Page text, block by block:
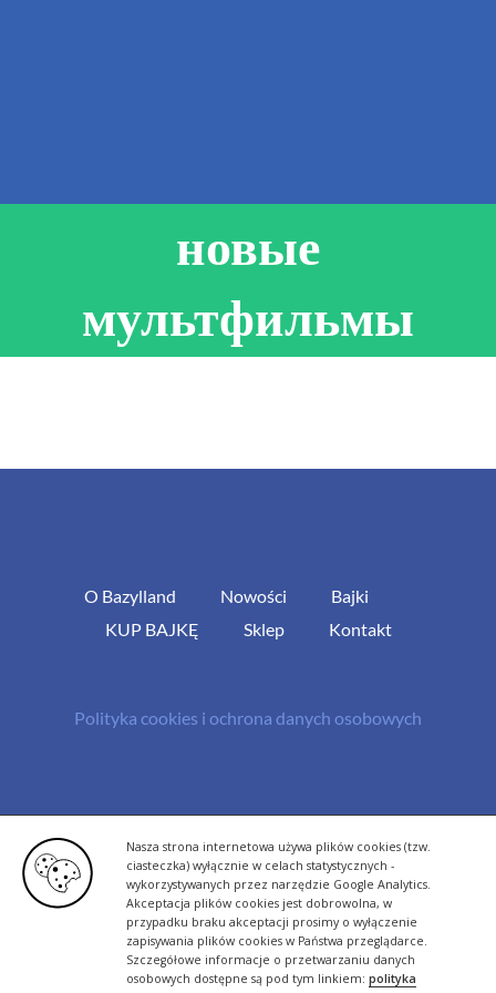
Nasza strona internetowa używa plików cookies (tzw.
ciasteczka) wyłącznie w celach statystycznych -
wykorzystywanych przez narzędzie Google Analytics.
Akceptacja plików cookies jest dobrowolna, w
przypadku braku akceptacji prosimy o wyłączenie
zapisywania plików cookies w Państwa przeglądarce.
Szczegółowe informacje o przetwarzaniu danych
osobowych dostępne są pod tym linkiem: polityka
новые
мультфильмы
O Bazylland Nowości
Bajki
KUP BAJKĘ
Sklep Kontakt
Polityka cookies i ochrona danych osobowych
rutyna.pl - tworzenie stron www